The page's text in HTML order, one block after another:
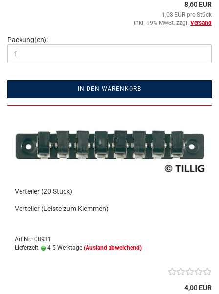
8,60 EUR
1,08 EUR pro Stück
inkl. 19% MwSt. zzgl. Versand
Packung(en):
IN DEN WARENKORB
Verteiler (20 Stück)
Verteiler (Leiste zum Klemmen)
Art.Nr.: 08931
Lieferzeit:
4-5 Werktage (Ausland abweichend)
4,00 EUR